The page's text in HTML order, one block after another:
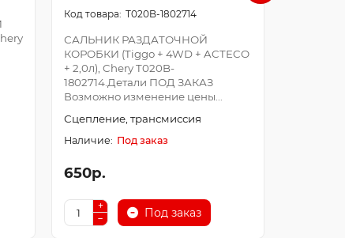
T020B-1802714
САЛЬНИК РАЗДАТОЧНОЙ
КОРОБКИ (Tiggo + 4WD + ACTECO
+ 2,0л), Chery T020B-
1802714.Детали ПОД ЗАКАЗ
Возможно изменение цены...
Сцепление, трансмиссия
Под заказ
650р.
Под заказ